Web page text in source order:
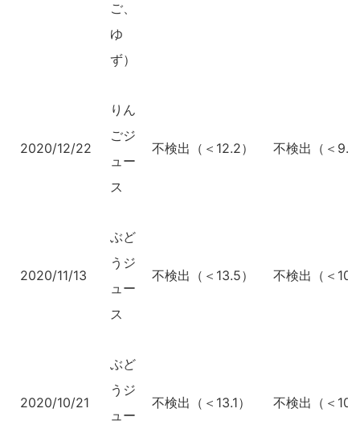
ご、
ゆ
ず）
2020/12/22
りん
ごジ
ュー
ス
不検出（＜12.2） 不検出（＜9.2
2020/11/13
ぶど
うジ
ュー
ス
不検出（＜13.5） 不検出（＜
2020/10/21
ぶど
うジ
ュー
不検出（＜13.1） 不検出（＜